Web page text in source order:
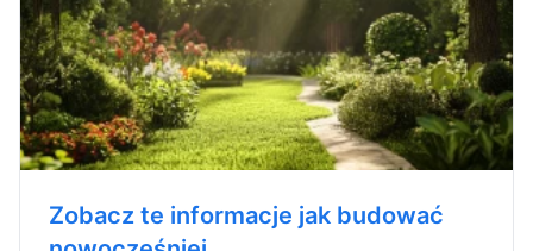
Zobacz te informacje jak budować